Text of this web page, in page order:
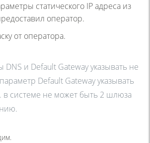
статического IP адреса из
оператор.
от оператора.
DNS и Default Gateway указывать не
Default Gateway указывать
в системе не может быть 2 шлюза